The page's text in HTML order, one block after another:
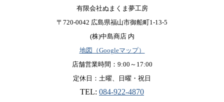
有限会社ぬまくま夢工房
〒720-0042 広島県福山市御船町1-13-5
(株)中島商店 内
地図（Googleマップ）
店舗営業時間：9:00～17:00
定休日：土曜、日曜・祝日
TEL: 084-922-4870